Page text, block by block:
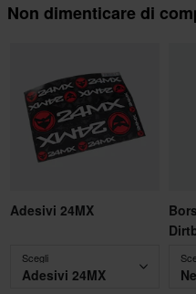
Non dimenticare di
Adesivi 24MX
Scegli
Adesivi 24MX